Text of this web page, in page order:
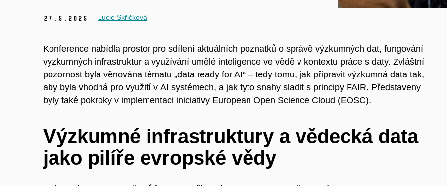
27. 5. 2025 Lucie Skřičková
Konference nabídla prostor pro sdílení aktuálních poznatků o správě výzkumných dat, fungování
výzkumných infrastruktur a využívání umělé inteligence ve vědě v kontextu práce s daty. Zvláštní
pozornost byla věnována tématu „data ready for AI“ – tedy tomu, jak připravit výzkumná data tak,
aby byla vhodná pro využití v AI systémech, a jak tyto snahy sladit s principy FAIR. Představeny
byly také pokroky v implementaci iniciativy European Open Science Cloud (EOSC).
Výzkumné infrastruktury a vědecká data
jako pilíře evropské vědy